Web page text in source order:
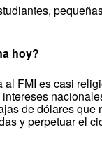
hoy?
FMI es casi
de dólares que
y perpetuar el